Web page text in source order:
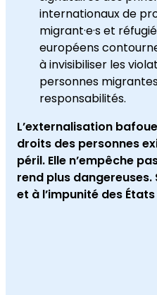
internationaux de
migrant·e·s et
européens
à invisibiliser les
personnes
responsabilités.
L’externalisation
droits des personnes
péril. Elle n’empêche
rend plus
et à l’impunité des États